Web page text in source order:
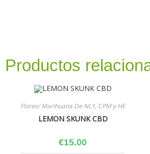
Productos
Flores/ Marihuana De NL1, CPM y HE
LEMON SKUNK CBD
€15.00